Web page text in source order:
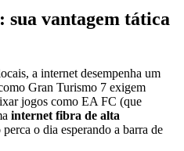
vantagem tática
a internet desempenha um
Gran Turismo 7 exigem
jogos como EA FC (que
internet fibra de alta
o dia esperando a barra de